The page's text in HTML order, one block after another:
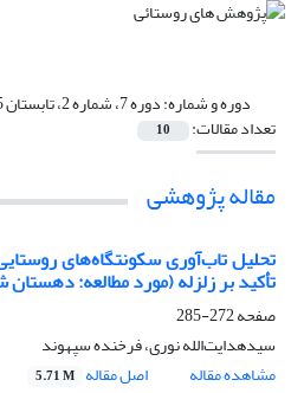
دوره و شماره:دوره 7، شماره 2، تابستان 1395، صفحه 265-423
تعداد مقالات: 10
مقاله پژوهشی
تحلیل تاب‌آوری سکونتگاه‌های
تأکید بر زلزله (مورد مطالعه:
صفحه272-285
سید‌هدایت‌الله نوری، فرخنده سپهوند
مشاهده مقاله
اصل مقاله 5.71 M